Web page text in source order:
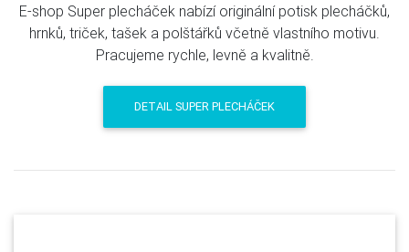
E-shop Super plecháček nabízí originální potisk plecháčků,
hrnků, triček, tašek a polštářků včetně vlastního motivu.
Pracujeme rychle, levně a kvalitně.
DETAIL SUPER PLECHÁČEK